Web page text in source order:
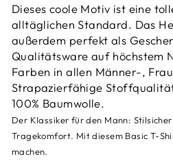
Dieses coole Motiv ist eine
alltäglichen Standard. Das
außerdem perfekt als
Qualitätsware auf höchstem
Farben in allen Männer-,
Strapazierfähige
100% Baumwolle.
Der Klassiker für den Mann:
Tragekomfort. Mit diesem Basic T-
machen.